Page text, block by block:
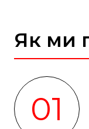
Як ми
01